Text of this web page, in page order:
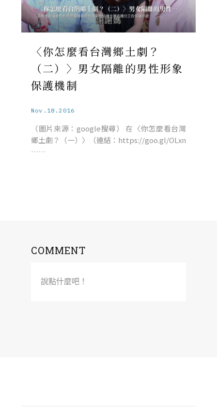
〈你怎麼看台灣鄉土劇？
（二）〉男女隔離的男性形象
保護機制
Nov.18.2016
（圖片來源：google搜尋） 在〈你怎麼看台灣
鄉土劇？（一）〉（連結：https://goo.gl/OLxn
……
COMMENT
說點什麼吧！